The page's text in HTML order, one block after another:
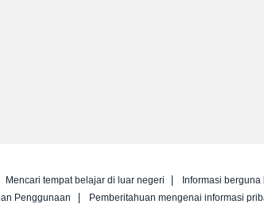
Mencari tempat belajar di luar negeri Informasi
Penggunaan
Pemberitahuan mengenai informasi